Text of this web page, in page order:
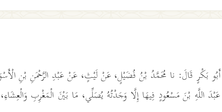
أَبُو بَكْرٍ قَالَ: نا مُحَمَّدُ بْنُ فُضَيْلٍ، عَنْ لَيْثٍ، عَنْ عَبْدِ الرَّحْمَنِ بْنِ
اللَّهِ بْنَ مَسْعُودٍ فِيهَا إِلَّا وَجَدْتُهُ يُصَلِّي، مَا بَيْنَ الْمَغْرِبِ